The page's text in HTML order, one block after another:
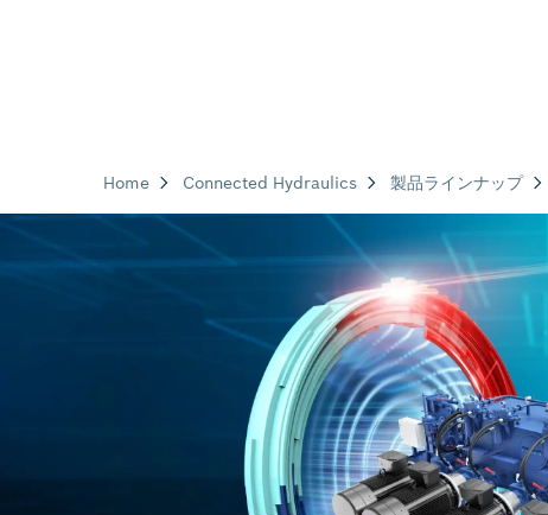
Home Connected Hydraulics 製品ラインナップ